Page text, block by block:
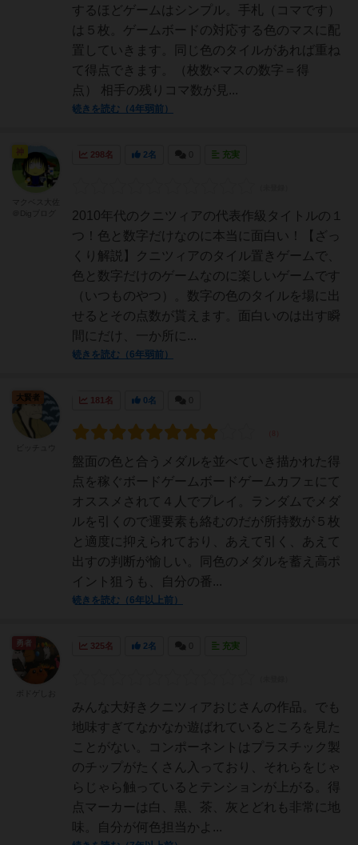
するほどゲームはシンプル。手札（コマです）
は５枚。ゲームボードの対応する色のマスに配
置していきます。同じ色のタイルがあれば重ね
て得点できます。（枚数×マスの数字＝得
点） 相手の残りコマ数が見...
続きを読む（4年弱前）
298名 2名 充実
2010年代のクニツィアの代表作級タイトルの１
つ！色と数字だけなのに本当に面白い！【ざっ
くり解説】クニツィアのタイル置きゲームで、
色と数字だけのゲームなのに楽しいゲームです
（いつものやつ）。数字の色のタイルを場に出
せるとその点数が貰えます。面白いのは出す瞬
間にだけ、一か所に...
続きを読む（6年弱前）
181名 0名
盤面の色と合うメダルを並べていき描かれた得
点を稼ぐボードゲームボードゲームカフェにて
オススメされて４人でプレイ。ランダムでメダ
ルを引くので運要素も絡むのだが所持数が５枚
と適度に抑えられており、あえて引く、あえて
出すの判断が愉しい。同色のメダルを蓄え高ポ
イント狙うも、自分の番...
続きを読む（6年以上前）
大賢者
325名 2名 充実
みんな大好きクニツィアおじさんの作品。でも
地味すぎてなかなか遊ばれているところを見た
ことがない。コンポーネントはプラスチック製
のチップがたくさん入っており、それらをじゃ
らじゃら触っているとテンションが上がる。得
点マーカーは白、黒、茶、灰とどれも非常に地
味。自分が何色担当かよ...
勇者